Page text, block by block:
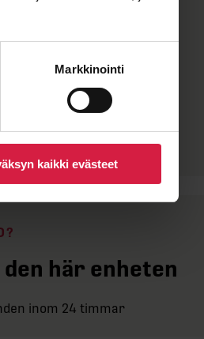
Markkinointi
kaikki evästeet
här enheten
inom 24 timmar